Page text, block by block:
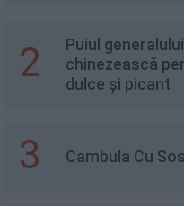
2
Puiul
chinezească
dulce și picant
3 Cambula Cu